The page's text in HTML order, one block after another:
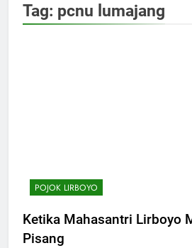
Tag: pcnu lumajang
POJOK LIRBOYO
Ketika Mahasantri Lirboyo
Pisang